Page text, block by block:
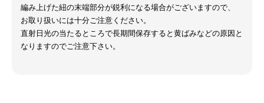
編み上げた紐の末端部分が鋭利になる場合がございますので、
お取り扱いには十分ご注意ください。
直射日光の当たるところで長期間保存すると黄ばみなどの原因と
なりますのでご注意下さい。